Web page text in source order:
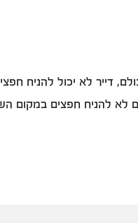
דייר לא יכול להניח
לא להניח חפצים